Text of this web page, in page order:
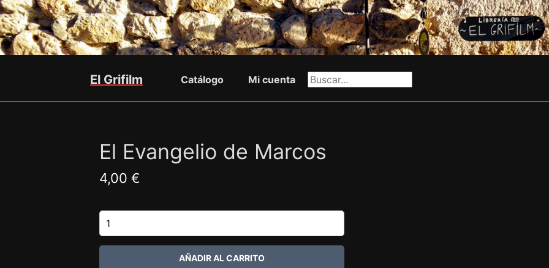
El Grifilm Catálogo Mi cuenta
El Evangelio de Marcos
4,00 €